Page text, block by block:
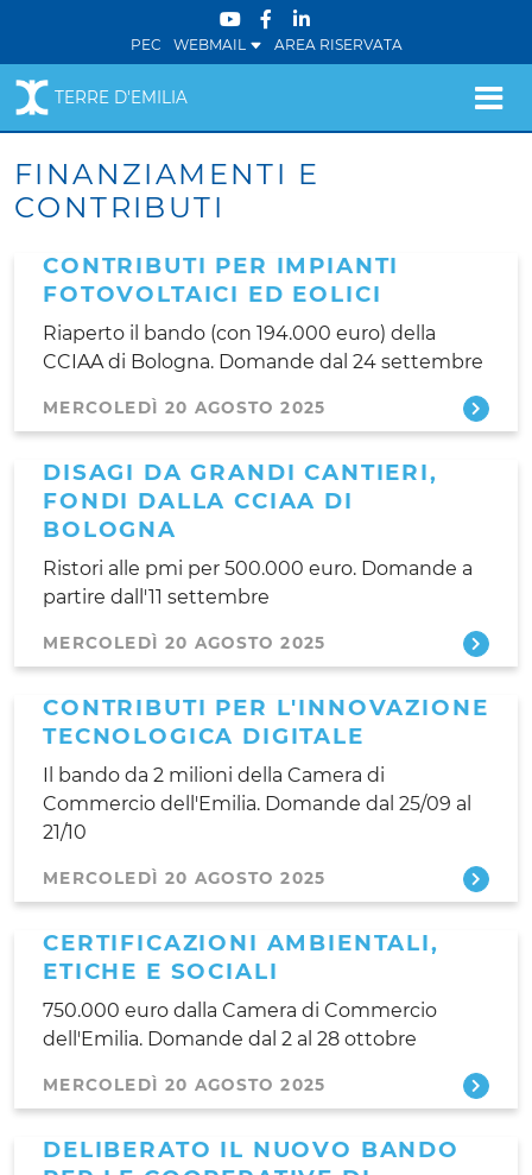
PEC WEBMAIL AREA RISERVATA
TERRE D'EMILIA
FINANZIAMENTI E
CONTRIBUTI
CONTRIBUTI PER IMPIANTI
FOTOVOLTAICI ED EOLICI
Riaperto il bando (con 194.000 euro) della
CCIAA di Bologna. Domande dal 24 settembre
MERCOLEDÌ 20 AGOSTO 2025
DISAGI DA GRANDI CANTIERI,
FONDI DALLA CCIAA DI
BOLOGNA
Ristori alle pmi per 500.000 euro. Domande a
partire dall'11 settembre
MERCOLEDÌ 20 AGOSTO 2025
CONTRIBUTI PER L'INNOVAZIONE
TECNOLOGICA DIGITALE
Il bando da 2 milioni della Camera di
Commercio dell'Emilia. Domande dal 25/09 al
21/10
MERCOLEDÌ 20 AGOSTO 2025
CERTIFICAZIONI AMBIENTALI,
ETICHE E SOCIALI
750.000 euro dalla Camera di Commercio
dell'Emilia. Domande dal 2 al 28 ottobre
MERCOLEDÌ 20 AGOSTO 2025
DELIBERATO IL NUOVO BANDO